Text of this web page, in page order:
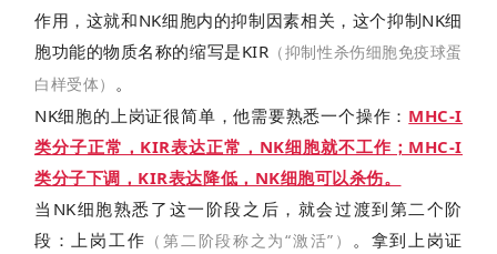
作用，这就和NK细胞内的抑制因素相关，这个抑制NK细
胞功能的物质名称的缩写是KIR （抑制性杀伤细胞免疫球蛋
白样受体）
。
NK细胞的上岗证很简单，他需要熟悉一个操作： MHC-I
类分子正常，KIR表达正常，NK细胞就不工作；MHC-I
类分子下调，KIR表达降低，NK细胞可以杀伤。
当NK细胞熟悉了这一阶段之后，就会过渡到第二个阶
段：上岗工作 （第二阶段称之为“激活”）
。拿到上岗证